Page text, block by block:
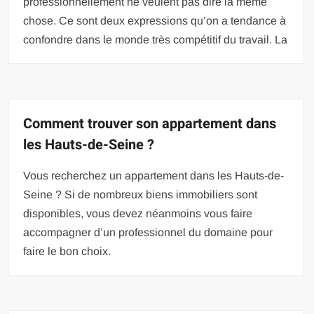
chose. Ce sont deux expressions qu’on a tendance à
confondre dans le monde très compétitif du travail. La
Comment trouver son appartement dans
les Hauts-de-Seine ?
Vous recherchez un appartement dans les Hauts-de-
Seine ? Si de nombreux biens immobiliers sont
disponibles, vous devez néanmoins vous faire
accompagner d’un professionnel du domaine pour
faire le bon choix.